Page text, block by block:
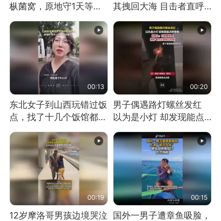
枞菌窝，原地守1天等它
其拽回大海 目击者直呼
消息）
00:13
东北女子到山西玩错过饭
点，找了十几个饭馆都没
00:20
男子偶遇路灯螺丝发红
以为是小灯 却发现能点
处理
00:19
12岁摩洛哥男孩边境哭泣
00:15
国外一男子遭章鱼吸脸，